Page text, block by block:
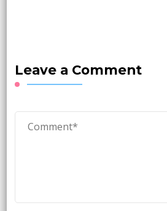
Leave a Comment